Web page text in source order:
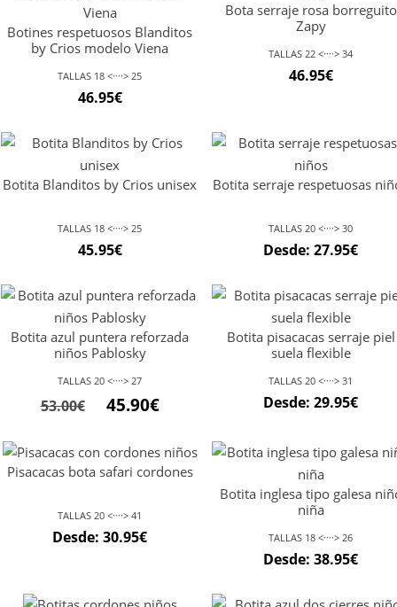
Botines respetuosos Blanditos
by Crios modelo Viena
TALLAS 18 <····> 25
46.95€
Bota serraje rosa borreguito
Zapy
TALLAS 22 <····> 34
46.95€
Botita Blanditos by Crios unisex
TALLAS 18 <····> 25
45.95€
Botita serraje respetuosas
TALLAS 20 <····> 30
Desde:27.95€
Botita azul puntera reforzada
niños Pablosky
TALLAS 20 <····> 27
53.00€ 45.90€
Botita pisacacas serraje piel
suela flexible
TALLAS 20 <····> 31
Desde:29.95€
Pisacacas bota safari cordones
TALLAS 20 <····> 41
Desde: 30.95€
Botita inglesa tipo galesa
niña
TALLAS 18 <····> 26
Desde:38.95€